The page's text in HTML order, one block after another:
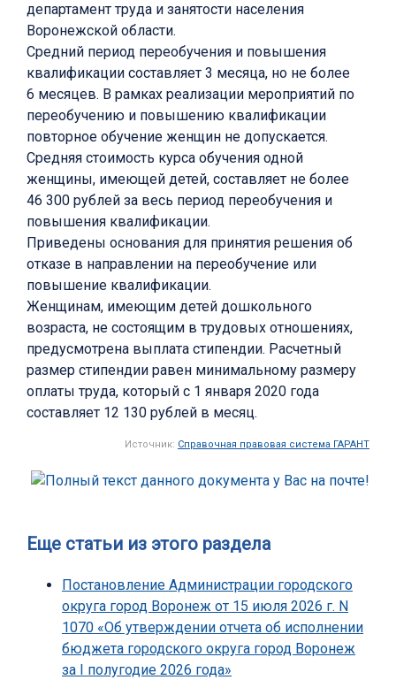
департамент труда и занятости населения
Воронежской области.
Средний период переобучения и повышения
квалификации составляет 3 месяца, но не более
6 месяцев. В рамках реализации мероприятий по
переобучению и повышению квалификации
повторное обучение женщин не допускается.
Средняя стоимость курса обучения одной
женщины, имеющей детей, составляет не более
46 300 рублей за весь период переобучения и
повышения квалификации.
Приведены основания для принятия решения об
отказе в направлении на переобучение или
повышение квалификации.
Женщинам, имеющим детей дошкольного
возраста, не состоящим в трудовых отношениях,
предусмотрена выплата стипендии. Расчетный
размер стипендии равен минимальному размеру
оплаты труда, который с 1 января 2020 года
составляет 12 130 рублей в месяц.
Источник: Справочная правовая система ГАРАНТ
Еще статьи из этого раздела
Постановление Администрации городского
округа город Воронеж от 15 июля 2026 г. N
1070 «Об утверждении отчета об исполнении
бюджета городского округа город Воронеж
за I полугодие 2026 года»